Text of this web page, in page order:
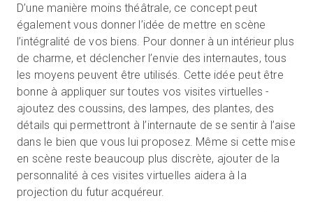
D’une manière moins théâtrale, ce concept peut
également vous donner l’idée de mettre en scène
l’intégralité de vos biens. Pour donner à un intérieur plus
de charme, et déclencher l’envie des internautes, tous
les moyens peuvent être utilisés. Cette idée peut être
bonne à appliquer sur toutes vos visites virtuelles -
ajoutez des coussins, des lampes, des plantes, des
détails qui permettront à l’internaute de se sentir à l’aise
dans le bien que vous lui proposez. Même si cette mise
en scène reste beaucoup plus discrète, ajouter de la
personnalité à ces visites virtuelles aidera à la
projection du futur acquéreur.